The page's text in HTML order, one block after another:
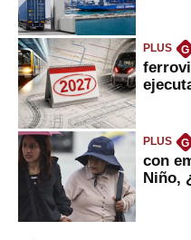
PLUS G
PLUS G
con
Niño,